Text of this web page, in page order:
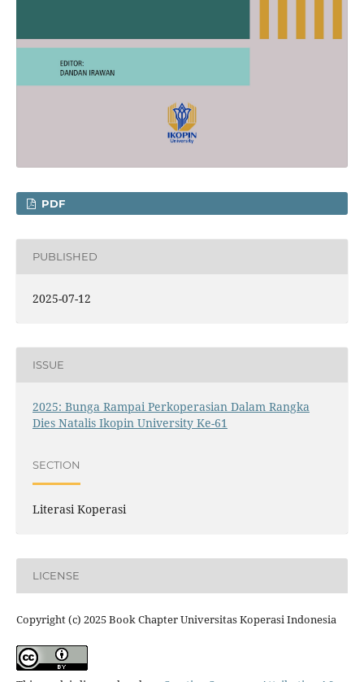
PDF
PUBLISHED
2025-07-12
ISSUE
2025: Bunga Rampai Perkoperasian Dalam Rangka
Dies Natalis Ikopin University Ke-61
SECTION
Literasi Koperasi
LICENSE
Copyright (c) 2025 Book Chapter Universitas Koperasi Indonesia